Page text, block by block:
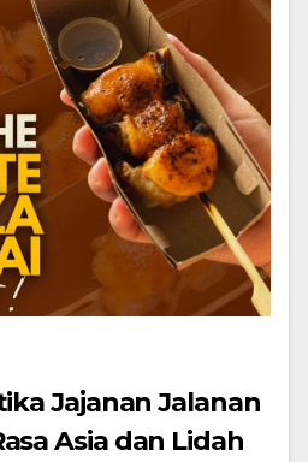
Jajanan Jalanan
Asia dan Lidah